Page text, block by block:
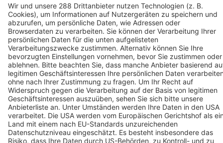
Freiburg im Breisgau
Wolfgang Amadeus Mozart
05. Januar 2027
Termin eintragen